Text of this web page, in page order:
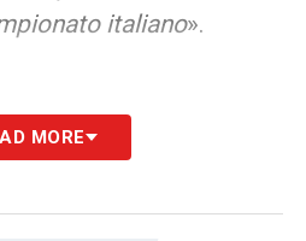
italiano».
fare del mio meglio –
ora voglio avere un
MORE